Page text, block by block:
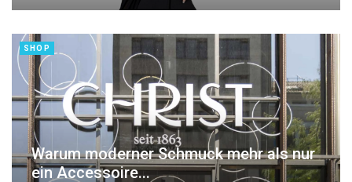
SHOP
Warum moderner Schmuck mehr als nur
ein Accessoire...